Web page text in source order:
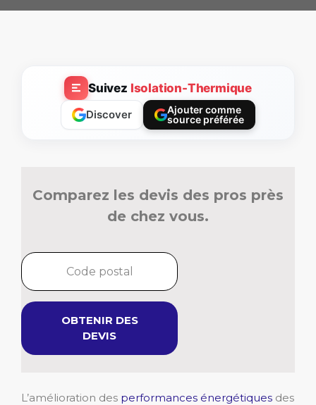
Suivez Isolation-Thermique
Discover
Ajouter comme
source préférée
Comparez les devis des pros près
de chez vous.
OBTENIR DES
DEVIS
L’amélioration des performances énergétiques des